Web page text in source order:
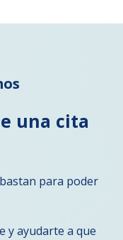
una cita
para poder
y ayudarte a que